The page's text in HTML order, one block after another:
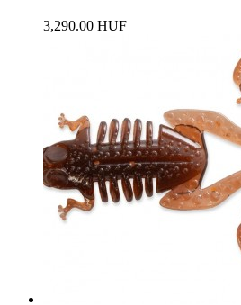
3,290.00 HUF